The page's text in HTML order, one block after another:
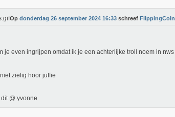
Op donderdag 26 september 2024 16:33 schreef FlippingCoin
je even ingrijpen omdat ik je een achterlijke troll noem in nws
zielig hoor juffie
@:yvonne